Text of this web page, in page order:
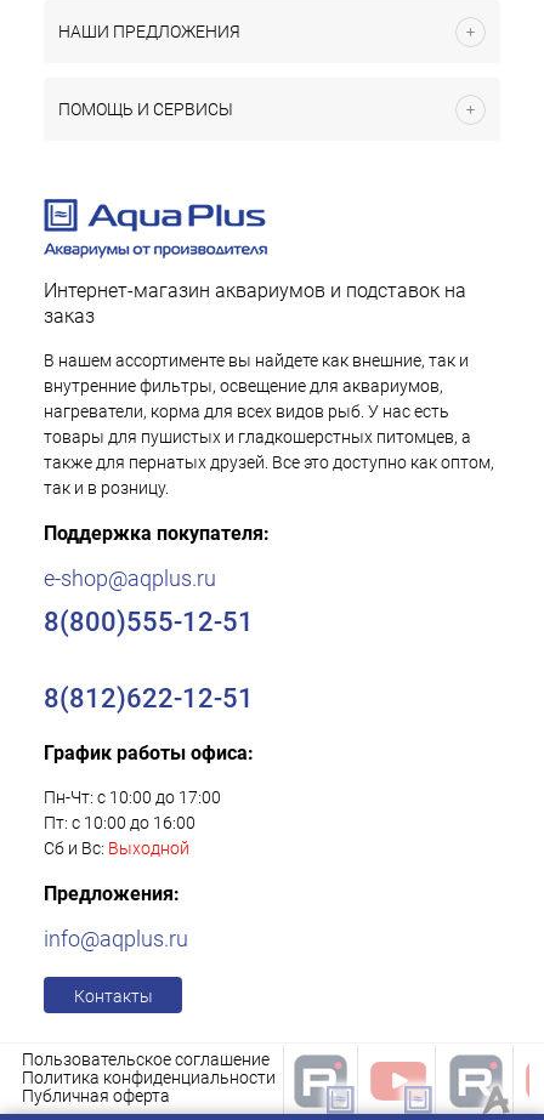
НАШИ ПРЕДЛОЖЕНИЯ
ПОМОЩЬ И СЕРВИСЫ
Интернет-магазин аквариумов и подставок на
заказ
В нашем ассортименте вы найдете как внешние, так и
внутренние фильтры, освещение для аквариумов,
нагреватели, корма для всех видов рыб. У нас есть
товары для пушистых и гладкошерстных питомцев, а
также для пернатых друзей. Все это доступно как оптом,
так и в розницу.
Поддержка покупателя:
e-shop@aqplus.ru
8(800)555-12-51
8(812)622-12-51
График работы офиса:
Пн-Чт: с 10:00 до 17:00
Пт: с 10:00 до 16:00
Сб и Вс: Выходной
Предложения:
info@aqplus.ru
Контакты
Пользовательское соглашение
Политика конфиденциальности
Публичная оферта